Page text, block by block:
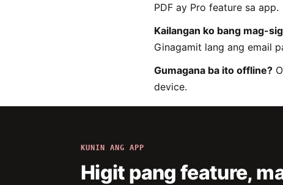
PDF ay Pro feature sa app.
Kailangan ko bang mag-
Ginagamit lang ang email
Gumagana ba ito offline?
device.
KUNIN ANG APP
Higit pang feature,